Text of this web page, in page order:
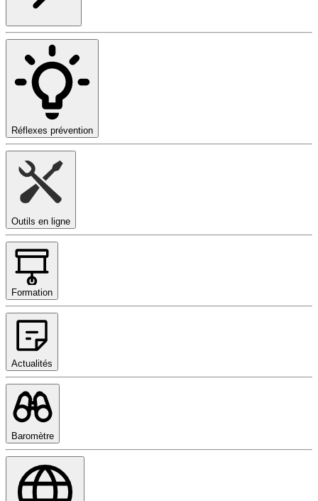
Réflexes prévention
Outils en ligne
Formation
Actualités
Baromètre